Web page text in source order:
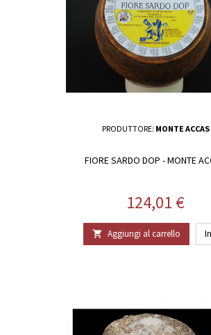
PRODUTTORE: MONTE ACCAS
FIORE SARDO DOP - MONTE
Prezzo
124,01 €
 Aggiungi al carrello